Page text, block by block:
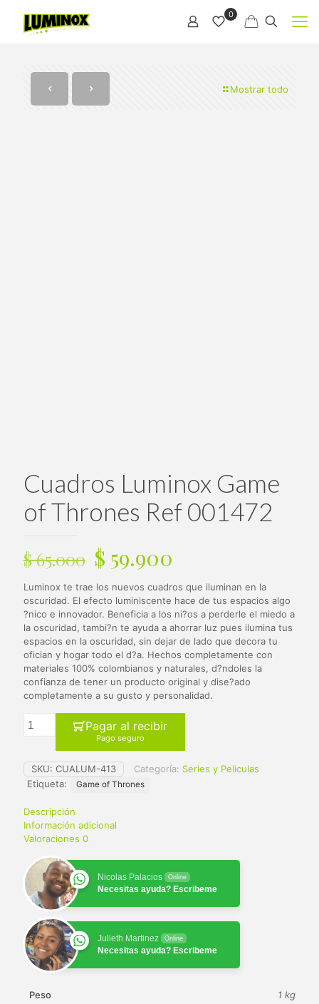
0
Mostrar todo
Cuadros Luminox Game
of Thrones Ref 001472
$65.000 El
precio
original
era:
$ 65.000.
$ 59.900
precio
actual
es:
$ 59.900.
Luminox te trae los nuevos cuadros que iluminan en la
oscuridad. El efecto luminiscente hace de tus espacios algo
?nico e innovador. Beneficia a los ni?os a perderle el miedo a
la oscuridad, tambi?n te ayuda a ahorrar luz pues ilumina tus
espacios en la oscuridad, sin dejar de lado que decora tu
ofician y hogar todo el d?a. Hechos completamente con
materiales 100% colombianos y naturales, d?ndoles la
confianza de tener un producto original y dise?ado
completamente a su gusto y personalidad.
Pagar al recibir
Pago seguro
SKU: CUALUM-413 Categoría: Series y Peliculas
Etiqueta:
Game of Thrones
Descripción
Información adicional
Valoraciones 0
Nicolas Palacios Online
Necesitas ayuda? Escribeme
Julieth Martinez Online
Necesitas ayuda? Escribeme
Peso 1 kg